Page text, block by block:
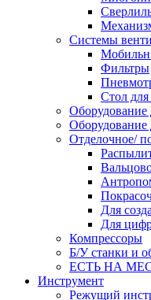
Системы
Фильтры
Стол
Оборудование
Оборудование
Отделочное/
Для
Для
Компрессоры
Б/У станки и
ЕСТЬ НА
Инструмент
Режущий